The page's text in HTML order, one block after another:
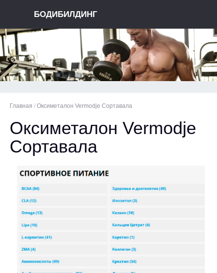
БОДИБИЛДИНГ
Главная / Оксиметалон Vermodje Сортавала
Оксиметалон Vermodje
Сортавала